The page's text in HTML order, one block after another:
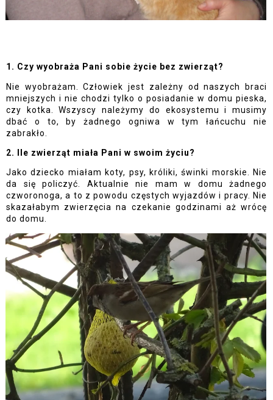
1. Czy wyobraża Pani sobie życie bez zwierząt?
Nie wyobrażam. Człowiek jest zależny od naszych braci
mniejszych i nie chodzi tylko o posiadanie w domu pieska,
czy kotka. Wszyscy należymy do ekosystemu i musimy
dbać o to, by żadnego ogniwa w tym łańcuchu nie
zabrakło.
2. Ile zwierząt miała Pani w swoim życiu?
Jako dziecko miałam koty, psy, króliki, świnki morskie. Nie
da się policzyć. Aktualnie nie mam w domu żadnego
czworonoga, a to z powodu częstych wyjazdów i pracy. Nie
skazałabym zwierzęcia na czekanie godzinami aż wrócę
do domu.